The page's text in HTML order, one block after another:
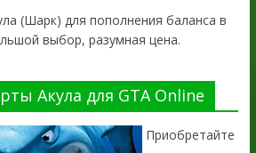
(Шарк) для пополнения баланса в
выбор, разумная цена.
Акула для GTA Online
Приобретайте